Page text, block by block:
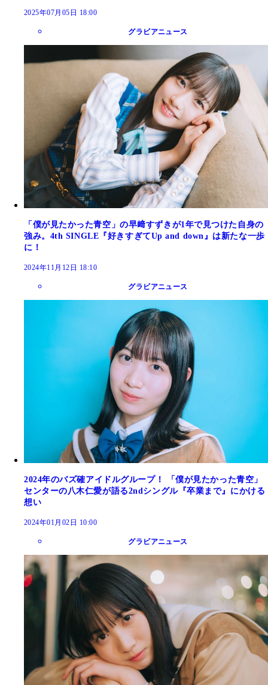
2025年07月05日 18:00
グラビアニュース
「僕が見たかった青空」の早﨑すずきが1年で見つけた自身の
強み。4th SINGLE『好きすぎてUp and down』は新たな一歩
に！
2024年11月12日 18:10
グラビアニュース
2024年のバズ確アイドルグループ！ 「僕が見たかった青空」
センターの八木仁愛が語る2ndシングル『卒業まで』にかける
想い
2024年01月02日 10:00
グラビアニュース